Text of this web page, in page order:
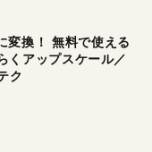
変換！ 無料で使える
くアップスケール／
ク